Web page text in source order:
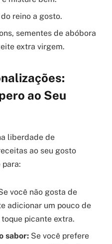
reino a gosto.
sementes de abóbora
extra virgem.
ao Seu
liberdade de
ao seu gosto
para:
você não gosta de
adicionar um pouco de
picante extra.
sabor: Se você prefere